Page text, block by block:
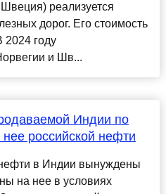
реализуется
дорог. Его стоимость
2024 году
и Шв...
Индии по
российской нефти
в Индии вынуждены
на нее в условиях